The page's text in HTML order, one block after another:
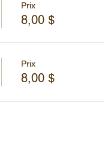
Prix
8,00 $
Prix
8,00 $